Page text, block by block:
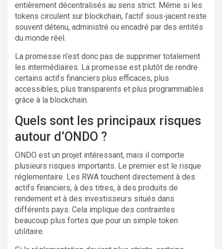
entièrement décentralisés au sens strict. Même si les
tokens circulent sur blockchain, l’actif sous-jacent reste
souvent détenu, administré ou encadré par des entités
du monde réel.
La promesse n’est donc pas de supprimer totalement
les intermédiaires. La promesse est plutôt de rendre
certains actifs financiers plus efficaces, plus
accessibles, plus transparents et plus programmables
grâce à la blockchain.
Quels sont les principaux risques
autour d’ONDO ?
ONDO est un projet intéressant, mais il comporte
plusieurs risques importants. Le premier est le risque
réglementaire. Les RWA touchent directement à des
actifs financiers, à des titres, à des produits de
rendement et à des investisseurs situés dans
différents pays. Cela implique des contraintes
beaucoup plus fortes que pour un simple token
utilitaire.